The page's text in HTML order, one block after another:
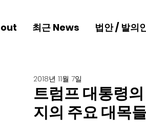
최근 News 법안 / 발의
트럼프 대통령
지의 주요 대목들
2018년 11월 7일